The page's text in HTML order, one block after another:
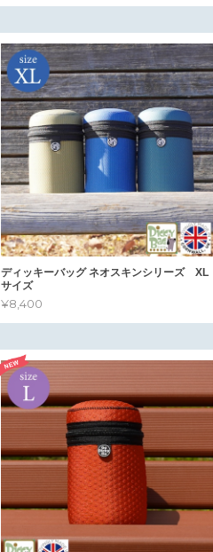
ディッキーバッグ ネオスキンシリーズ XL
サイズ
¥8,400